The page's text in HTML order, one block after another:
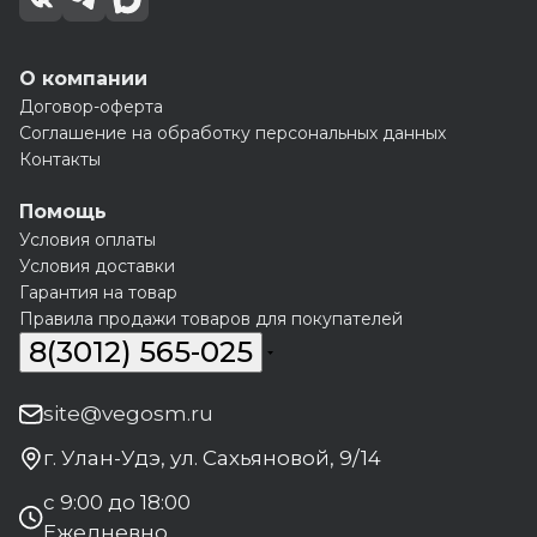
О компании
Договор-оферта
Соглашение на обработку персональных данных
Контакты
Помощь
Условия оплаты
Условия доставки
Гарантия на товар
Правила продажи товаров для покупателей
8(3012) 565-025
site@vegosm.ru
г. Улан-Удэ, ул. Сахьяновой, 9/14
с 9:00 до 18:00
Ежедневно